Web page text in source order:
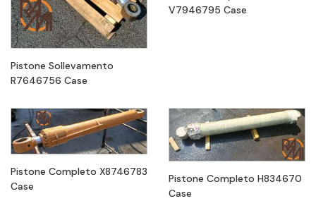
Pistone Sollevamento
R7646756 Case
V7946795 Case
Pistone Completo X8746783
Case
Pistone Completo H834670
Case